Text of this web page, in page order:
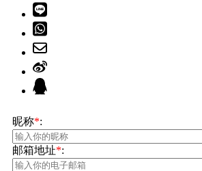
昵称*:
邮箱地址*: